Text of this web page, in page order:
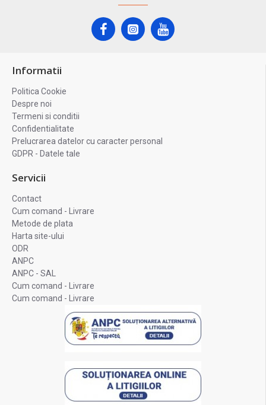
Informatii
Politica Cookie
Despre noi
Termeni si conditii
Confidentialitate
Prelucrarea datelor cu caracter personal
GDPR - Datele tale
Servicii
Contact
Cum comand - Livrare
Metode de plata
Harta site-ului
ODR
ANPC
ANPC - SAL
Cum comand - Livrare
Cum comand - Livrare